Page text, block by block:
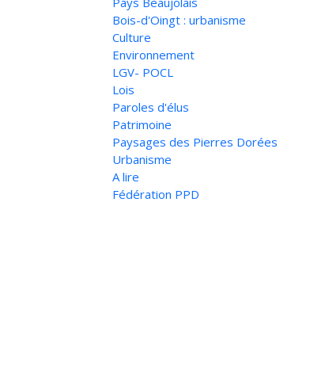
Bois-d'Oingt : urbanisme
Culture
Environnement
LGV- POCL
Lois
Paroles d'élus
Patrimoine
Paysages des Pierres Dorées
Urbanisme
A lire
Fédération PPD